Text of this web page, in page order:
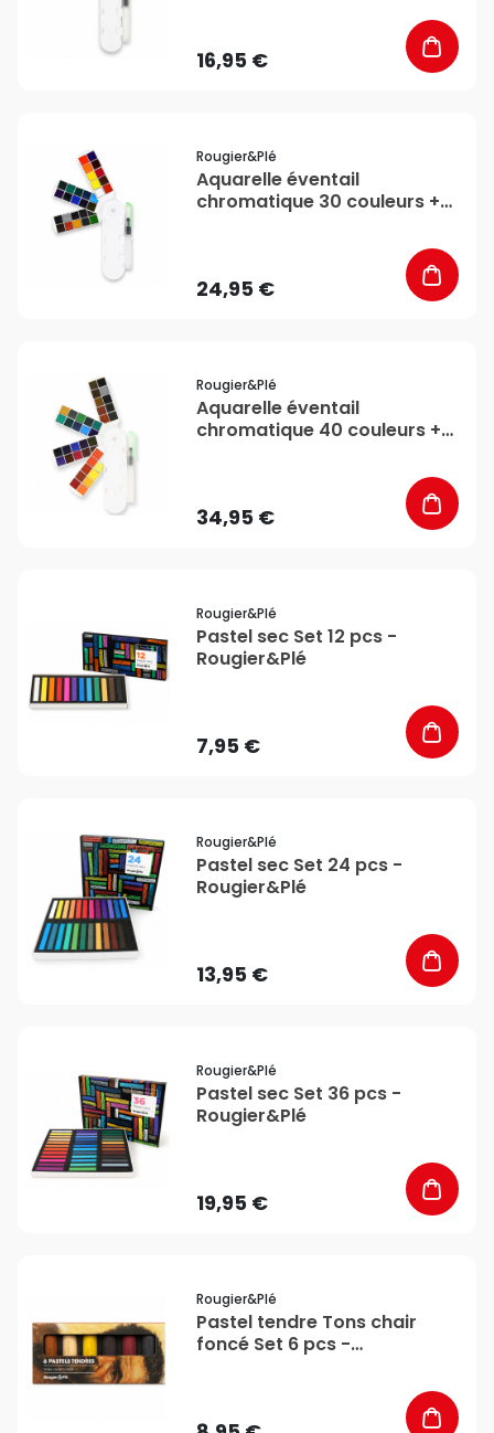
16,95 €
Rougier&plé
Aquarelle éventail
chromatique 30 couleurs +
24,95 €
Rougier&plé
Aquarelle éventail
chromatique 40 couleurs +
34,95 €
Rougier&plé
Pastel sec Set 12 pcs -
Rougier&Plé
7,95 €
Rougier&plé
Pastel sec Set 24 pcs -
Rougier&Plé
13,95 €
Rougier&plé
Pastel sec Set 36 pcs -
Rougier&Plé
19,95 €
Rougier&plé
Pastel tendre Tons chair
foncé Set 6 pcs -